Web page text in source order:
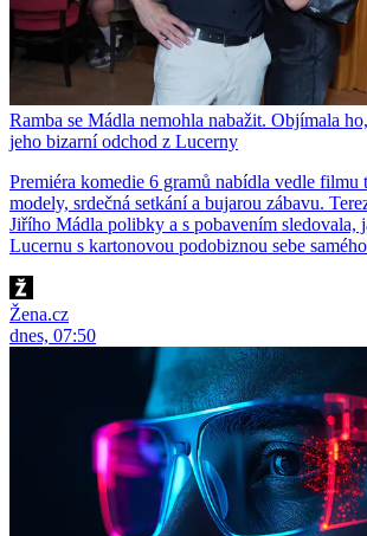
Ramba se Mádla nemohla nabažit. Objímala
jeho bizarní odchod z Lucerny
Premiéra komedie 6 gramů nabídla vedle filmu
modely, srdečná setkání a bujarou zábavu.
Jiřího Mádla polibky a s pobavením sledovala,
Lucernu s kartonovou podobiznou sebe
Žena.cz
dnes, 07:50